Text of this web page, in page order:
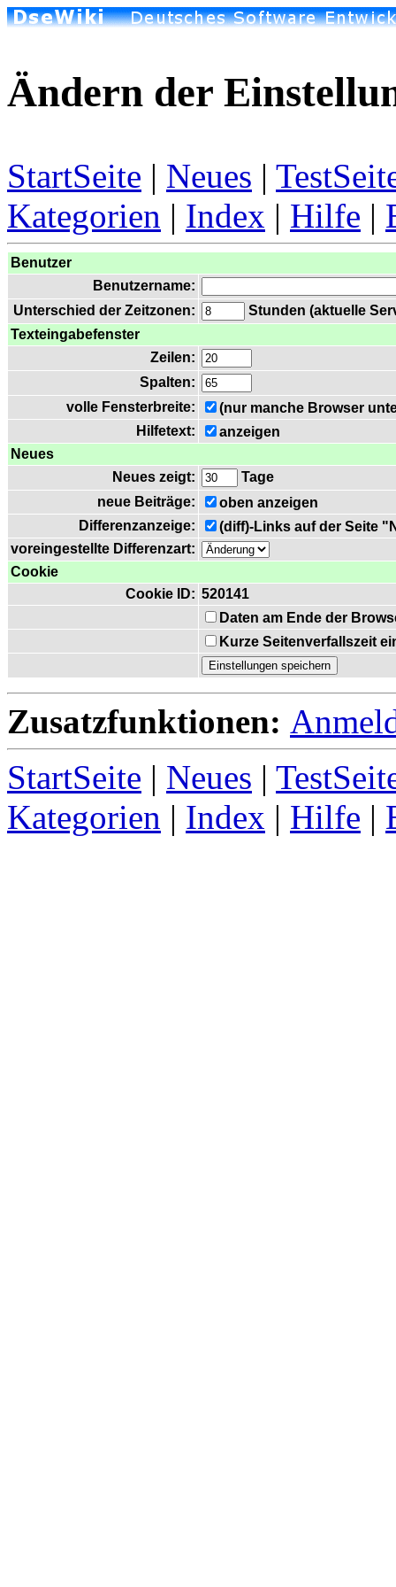
Ändern der
StartSeite | Neues |
Kategorien | Index | Hilfe |
Benutzer
Benutzername:
Unterschied der Zeitzonen:
Stunden (aktuelle
Texteingabefenster
Zeilen:
Spalten:
volle Fensterbreite:
(nur manche Browser
Hilfetext:
anzeigen
Neues
Neues zeigt:
Tage
neue Beiträge:
oben anzeigen
Differenzanzeige:
(diff)-Links auf der Seite
voreingestellte Differenzart:
Cookie
Cookie ID: 520141
Daten am Ende der
Kurze Seitenverfallszeit
Zusatzfunktionen:
StartSeite | Neues |
Kategorien | Index | Hilfe |